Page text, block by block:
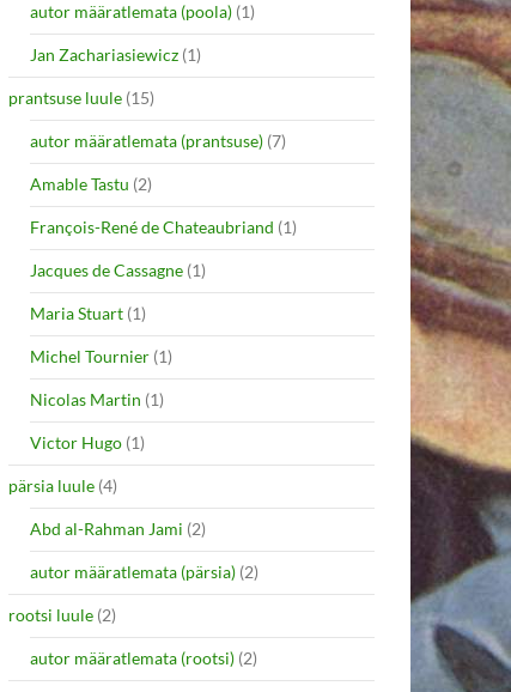
autor määratlemata (poola) (1)
Jan Zachariasiewicz (1)
prantsuse luule (15)
autor määratlemata (prantsuse) (7)
Amable Tastu (2)
François-René de Chateaubriand (1)
Jacques de Cassagne (1)
Maria Stuart (1)
Michel Tournier (1)
Nicolas Martin (1)
Victor Hugo (1)
pärsia luule (4)
Abd al-Rahman Jami (2)
autor määratlemata (pärsia) (2)
rootsi luule (2)
autor määratlemata (rootsi) (2)